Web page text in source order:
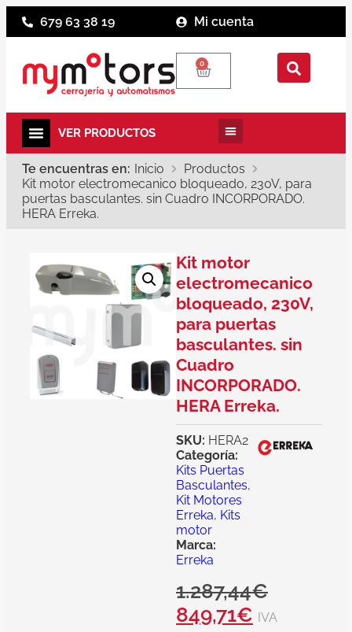
679 63 38 19 Mi cuenta
0
Te encuentras en: Inicio
Productos
Kit motor electromecanico bloqueado, 230V, para
puertas basculantes. sin Cuadro INCORPORADO.
HERA Erreka.
Kit motor
electromecanico
bloqueado, 230V,
para puertas
basculantes. sin
Cuadro
INCORPORADO.
HERA Erreka.
SKU: HERA2
Categoría:
Kits Puertas
Basculantes,
Kit Motores
Erreka, Kits
motor
Marca:
Erreka
1.287,44€
849,71€ IVA